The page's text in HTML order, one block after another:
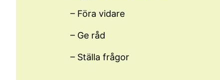
– Föra vidare
– Ge råd
– Ställa frågor